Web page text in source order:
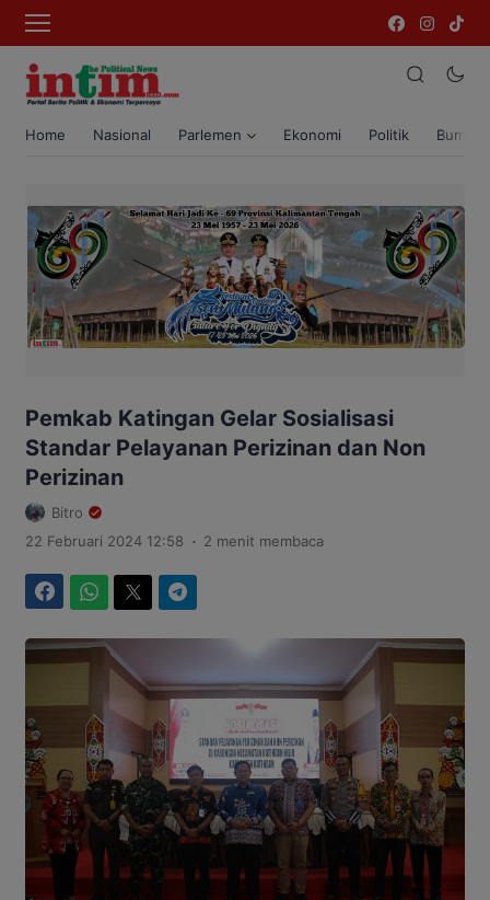
Home Nasional Parlemen Ekonomi Politik Bumi
Pemkab Katingan Gelar Sosialisasi
Standar Pelayanan Perizinan dan Non
Perizinan
Bitro
22 Februari 2024 12:58 . 2 menit membaca